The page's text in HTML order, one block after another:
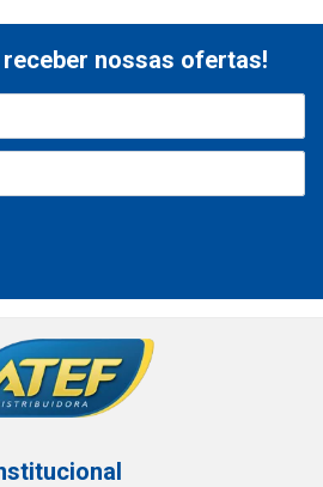
nossas ofertas!